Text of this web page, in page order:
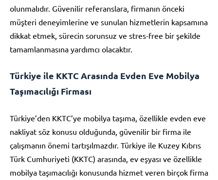
olunmalıdır. Güvenilir referanslara, firmanın önceki
müşteri deneyimlerine ve sunulan hizmetlerin kapsamına
dikkat etmek, sürecin sorunsuz ve stres-free bir şekilde
tamamlanmasına yardımcı olacaktır.
Türkiye ile KKTC Arasında Evden Eve Mobilya
Taşımacılığı Firması
Türkiye’den KKTC’ye mobilya taşıma, özellikle evden eve
nakliyat söz konusu olduğunda, güvenilir bir firma ile
çalışmanın önemi tartışılmazdır. Türkiye ile Kuzey Kıbrıs
Türk Cumhuriyeti (KKTC) arasında, ev eşyası ve özellikle
mobilya taşımacılığı konusunda hizmet veren birçok firma